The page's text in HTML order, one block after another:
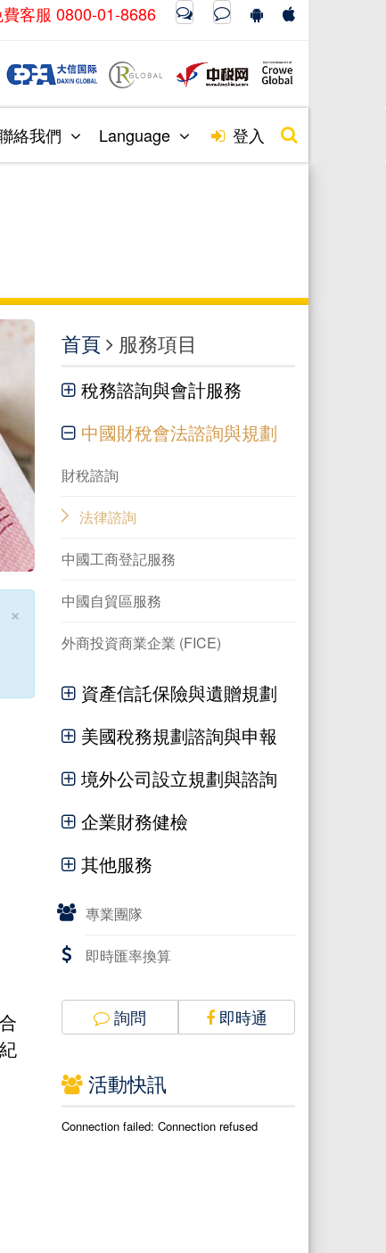
費客服 0800-01-8686
絡我們 Language 登入
×
首頁 服務項目
稅務諮詢與會計服務
中國財稅會法諮詢與規劃
財稅諮詢
法律諮詢
中國工商登記服務
中國自貿區服務
外商投資商業企業 (FICE)
資產信託保險與遺贈規劃
美國稅務規劃諮詢與申報
境外公司設立規劃與諮詢
企業財務健檢
其他服務
專業團隊
即時匯率換算
詢問 即時通
活動快訊
Connection failed: Connection refused